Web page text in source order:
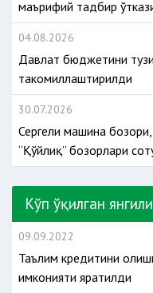
маърифий тадбир
04.08.2026
Давлат бюджетини
такомиллаштирилди
30.07.2026
Сергели машина бозори,
“Қўйлиқ” бозорлари
Кўп ўқилган
09.09.2022
Таълим кредитини
имконияти яратилди